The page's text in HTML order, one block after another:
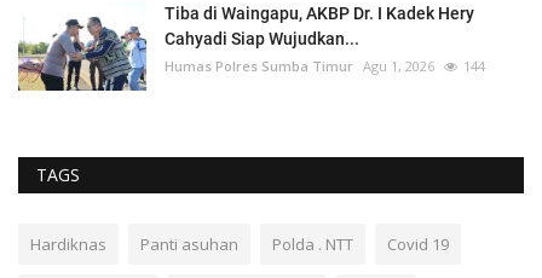
Tiba di Waingapu, AKBP Dr. I Kadek Hery
Cahyadi Siap Wujudkan...
Humas Polres Sumba Timur Agu 1, 2026 144
TAGS
Hardiknas Panti asuhan Polda . NTT Covid 19